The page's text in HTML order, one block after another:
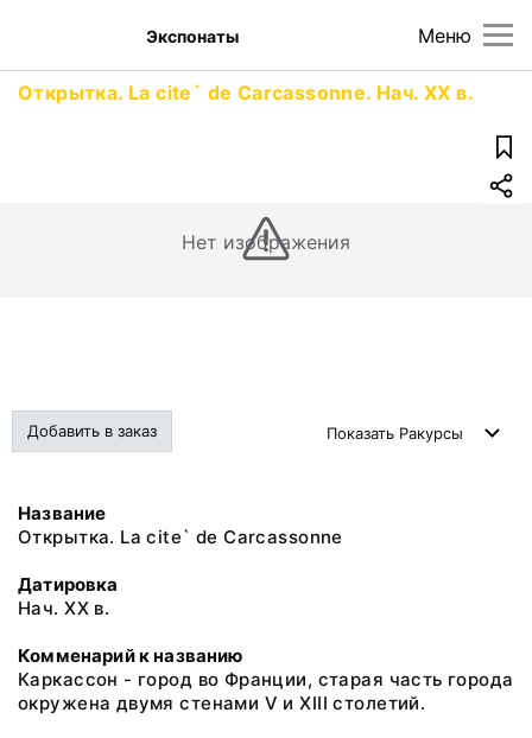
Меню
Экспонаты
Открытка. La cite` de Carcassonne. Нач. XX в.
Нет изображения
Добавить в заказ Показать Ракурсы
Название
Открытка. La cite` de Carcassonne
Датировка
Нач. XX в.
Комменарий к названию
Каркассон - город во Франции, старая часть города
окружена двумя стенами V и XIII столетий.